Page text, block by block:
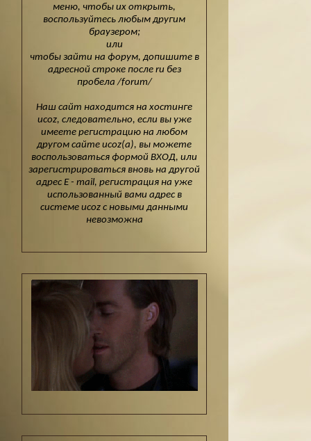
меню, чтобы их открыть,
воспользуйтесь любым другим
браузером;
или
чтобы зайти на форум, допишите в
адресной строке после ru без
пробела /forum/
Наш сайт находится на хостинге
ucoz, следовательно, если вы уже
имеете регистрацию на любом
другом сайте ucoz(а), вы можете
воспользоваться формой ВХОД, или
зарегистрироваться вновь на другой
адрес E - mail, регистрация на уже
использованный вами адрес в
системе ucoz с новыми данными
невозможна